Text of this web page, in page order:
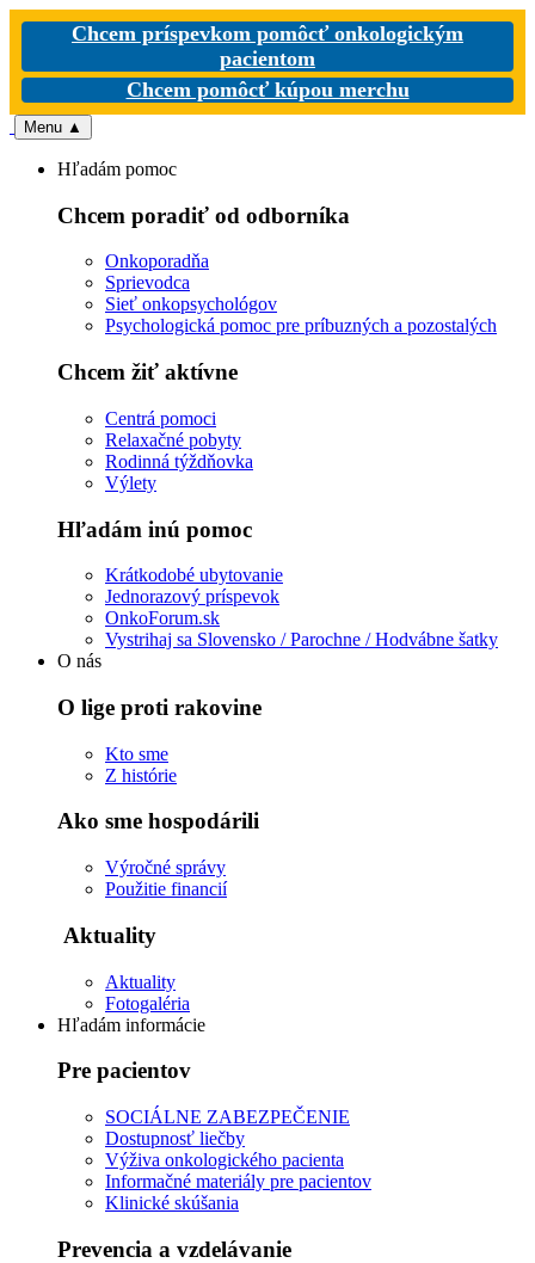
Chcem príspevkom pomôcť onkologickým
pacientom
Chcem pomôcť kúpou merchu
Menu ▲
Hľadám pomoc
Chcem poradiť od odborníka
Onkoporadňa
Sprievodca
Sieť onkopsychológov
Psychologická pomoc pre príbuzných a pozostalých
Chcem žiť aktívne
Centrá pomoci
Relaxačné pobyty
Rodinná týždňovka
Výlety
Hľadám inú pomoc
Krátkodobé ubytovanie
Jednorazový príspevok
OnkoForum.sk
Vystrihaj sa Slovensko / Parochne / Hodvábne šatky
O nás
O lige proti rakovine
Kto sme
Z histórie
Ako sme hospodárili
Výročné správy
Použitie financií
Aktuality
Aktuality
Fotogaléria
Hľadám informácie
Pre pacientov
SOCIÁLNE ZABEZPEČENIE
Dostupnosť liečby
Výživa onkologického pacienta
Informačné materiály pre pacientov
Klinické skúšania
Prevencia a vzdelávanie